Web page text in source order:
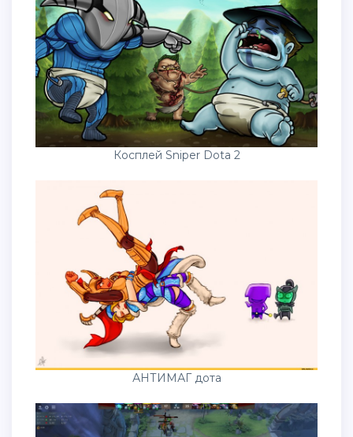
Косплей Sniper Dota 2
АНТИМАГ дота